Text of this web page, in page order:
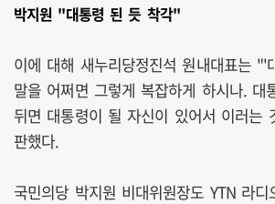
박지원 "대통령 된 듯 착각"
이에 대해 새누리당정진석 원내대표는 "'
말을 어쩌면 그렇게 복잡하게 하시나. 대
뒤면 대통령이 될 자신이 있어서 이러는
판했다.
국민의당 박지원 비대위원장도 YTN 라